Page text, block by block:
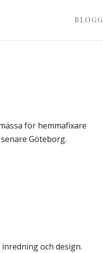
BLOGG
för hemmafixare
Göteborg.
och design.